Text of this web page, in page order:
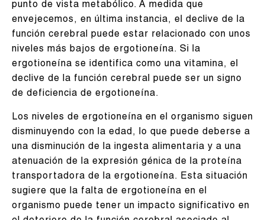
punto de vista metabólico. A medida que
envejecemos, en última instancia, el declive de la
función cerebral puede estar relacionado con unos
niveles más bajos de ergotioneína. Si la
ergotioneína se identifica como una vitamina, el
declive de la función cerebral puede ser un signo
de deficiencia de ergotioneína.
Los niveles de ergotioneína en el organismo siguen
disminuyendo con la edad, lo que puede deberse a
una disminución de la ingesta alimentaria y a una
atenuación de la expresión génica de la proteína
transportadora de la ergotioneína. Esta situación
sugiere que la falta de ergotioneína en el
organismo puede tener un impacto significativo en